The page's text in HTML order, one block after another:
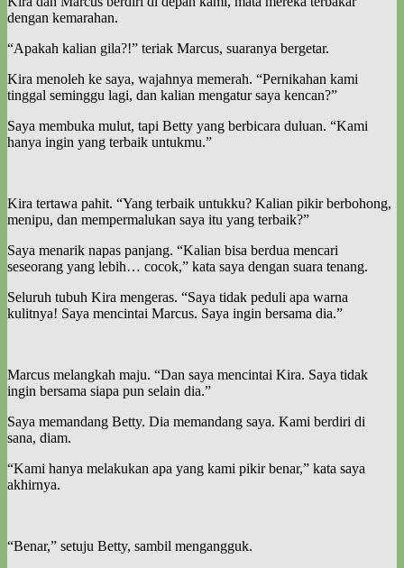
dengan kemarahan.
“Apakah kalian gila?!” teriak Marcus, suaranya bergetar.
Kira menoleh ke saya, wajahnya memerah. “Pernikahan kami
tinggal seminggu lagi, dan kalian mengatur saya kencan?”
Saya membuka mulut, tapi Betty yang berbicara duluan. “Kami
hanya ingin yang terbaik untukmu.”
Kira tertawa pahit. “Yang terbaik untukku? Kalian pikir berbohong,
menipu, dan mempermalukan saya itu yang terbaik?”
Saya menarik napas panjang. “Kalian bisa berdua mencari
seseorang yang lebih… cocok,” kata saya dengan suara tenang.
Seluruh tubuh Kira mengeras. “Saya tidak peduli apa warna
kulitnya! Saya mencintai Marcus. Saya ingin bersama dia.”
Marcus melangkah maju. “Dan saya mencintai Kira. Saya tidak
ingin bersama siapa pun selain dia.”
Saya memandang Betty. Dia memandang saya. Kami berdiri di
sana, diam.
“Kami hanya melakukan apa yang kami pikir benar,” kata saya
akhirnya.
“Benar,” setuju Betty, sambil mengangguk.